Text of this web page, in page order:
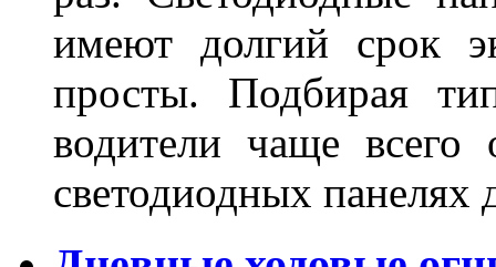
имеют долгий срок
просты. Подбирая
водители чаще всего
светодиодных